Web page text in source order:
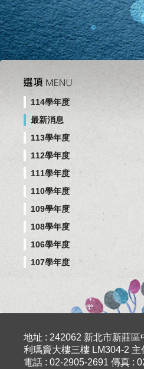
114學年度
最新消息
113學年度
112學年度
111學年度
110學年度
109學年度
108學年度
106學年度
107學年度
地址 : 242062 新北市新莊區
利瑪竇大樓三樓 LM304-2
電話 : 02-2905-2691 傳真 :